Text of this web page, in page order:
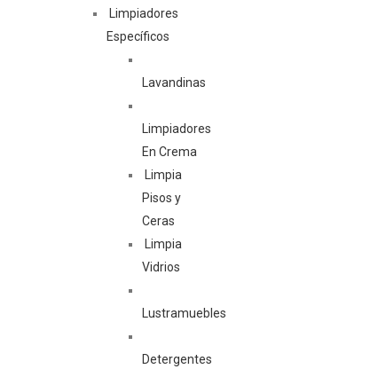
Limpiadores
Específicos
Lavandinas
Limpiadores
En Crema
Limpia
Pisos y
Ceras
Limpia
Vidrios
Lustramuebles
Detergentes